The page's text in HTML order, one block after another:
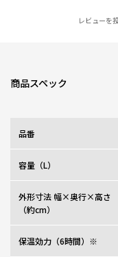
レビューを
商品スペック
品番
容量（L）
外形寸法 幅×奥行×高さ
（約cm）
保温効力（6時間）※